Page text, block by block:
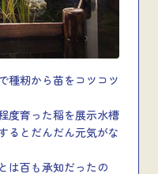
種籾から苗をコツコツ
度育った稲を展示水槽
るとだんだん元気がな
は百も承知だったの